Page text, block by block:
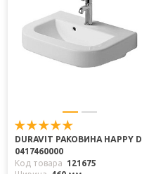
DURAVIT РАКОВИНА HAPPY D.
0417460000
Код товара
121675